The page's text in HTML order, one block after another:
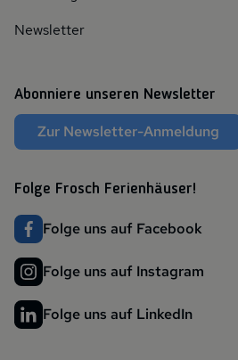
Newsletter
Abonniere unseren Newsletter
Zur Newsletter-Anmeldung
Folge Frosch Ferienhäuser!
Folge uns auf Facebook
Folge uns auf Instagram
Folge uns auf LinkedIn